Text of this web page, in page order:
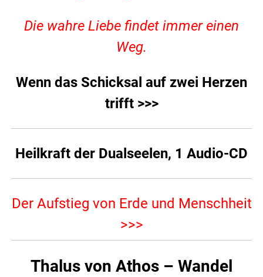
Die wahre Liebe findet immer einen
Weg.
Wenn das Schicksal auf zwei Herzen
trifft >>>
Heilkraft der Dualseelen, 1 Audio-CD
Der Aufstieg von Erde und Menschheit
>>>
Thalus von Athos – Wandel